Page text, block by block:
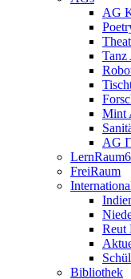
AG
Tanz
Mint
AG
FreiRaum
Reut
Bibliothek